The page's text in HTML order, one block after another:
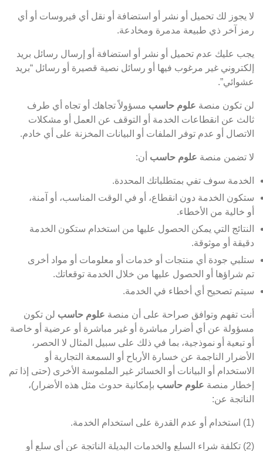
لا يجوز لك تحميل أو نشر أو استضافة أو نقل أي فيروسات أو أي
رمز آخر ذي طبيعة مدمرة ومخادعة.
يجب عليك عدم تحميل أو نشر أو استضافة أو إرسال رسائل بريد
إلكتروني غير مرغوب فيها أو رسائل نصية قصيرة أو رسائل “بريد
عشوائي”.
لن تكون منصة علوم حاسب مسؤولاً تجاهك أو تجاه أي طرف
ثالث عن انقطاعات الخدمة أو التوقف عن العمل أو مشكلات
الاتصال أو عدم توفر الملفات أو البيانات المخزنة على أي خادم.
لا تضمن منصة علوم حاسب أن:
الخدمة سوف تفي بمتطلباتك المحددة.
ستكون الخدمة دون انقطاع، أو في الوقت المناسب، أو آمنة،
أو خالية من الأخطاء.
النتائج التي يمكن الحصول عليها من استخدام ستكون الخدمة
دقيقة أو موثوقة.
ستلبي جودة أي منتجات أو خدمات أو معلومات أو مواد أخرى
تم شراؤها أو الحصول عليها من خلال الخدمة توقعاتك.
سيتم تصحيح أي أخطاء في الخدمة.
أنت تفهم وتوافق صراحة على أن منصة علوم حاسب لن تكون
مسؤولة عن أي أضرار مباشرة أو غير مباشرة أو عرضية أو خاصة
أو تبعية أو نموذجية، بما في ذلك على سبيل المثال لا الحصر،
الأضرار الناجمة عن خسارة الأرباح أو السمعة التجارية أو
الاستخدام أو البيانات أو الخسائر غير الملموسة الأخرى (حتى إذا تم
إخطار منصة علوم حاسب بإمكانية حدوث مثل هذه الأضرار)،
الناتجة عن:
(1) استخدام أو عدم القدرة على استخدام الخدمة.
(2) تكلفة شراء السلع والخدمات البديلة الناتجة عن أي سلع أو